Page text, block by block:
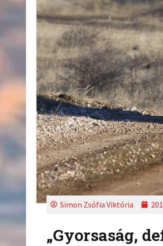
Simon Zsófia Viktória
„Gyorsaság,